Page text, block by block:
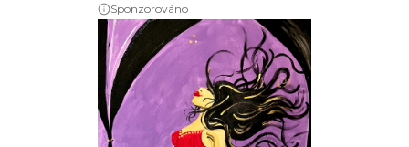
Sponzorováno